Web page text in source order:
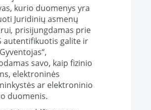
kurio duomenys yra
Juridinių asmenų
, prisijungdamas prie
autentifikuotis galite ir
savo, kaip fizinio
elektroninės
ar elektroninio
duomenis.